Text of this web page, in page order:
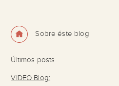
Sobre éste blog
Últimos posts
VIDEO Blog: